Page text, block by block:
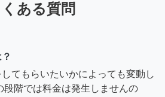
ある質問
てもらいたいかによっても変動し
段階では料金は発生しませんの